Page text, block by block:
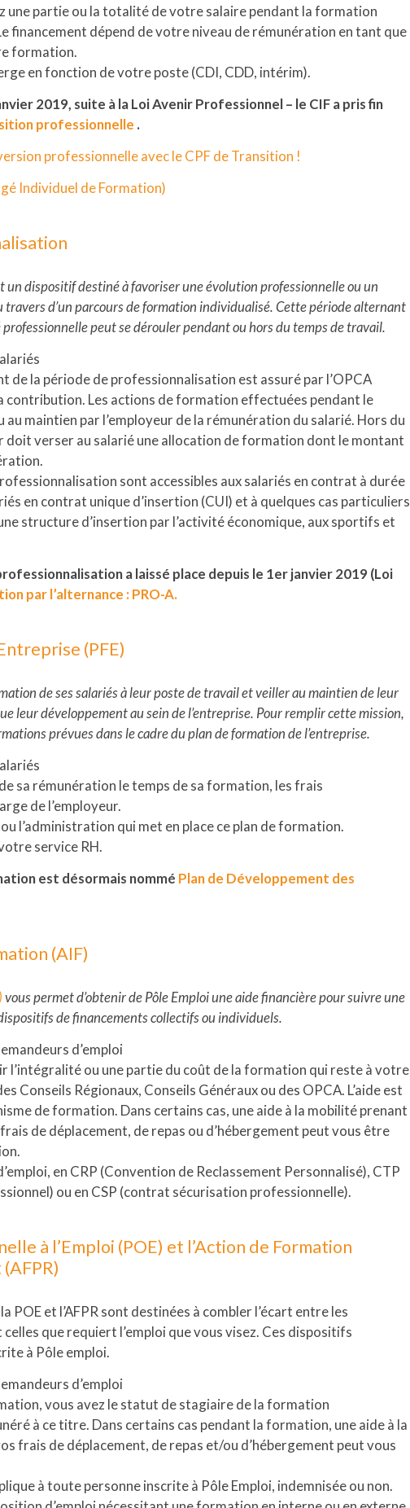
une partie ou la totalité de votre salaire pendant la formation
financement dépend de votre niveau de rémunération en tant que
formation.
en fonction de votre poste (CDI, CDD, intérim).
2019, suite à la Loi Avenir Professionnel – le CIF a pris fin
professionnelle .
professionnelle avec le CPF de Transition !
Individuel de Formation)
un dispositif destiné à favoriser une évolution professionnelle ou un
travers d’un parcours de formation individualisé. Cette période alternant
peut se dérouler pendant ou hors du temps de travail.
de la période de professionnalisation est assuré par l’OPCA
contribution. Les actions de formation effectuées pendant le
maintien par l’employeur de la rémunération du salarié. Hors du
doit verser au salarié une allocation de formation dont le montant
sont accessibles aux salariés en contrat à durée
en contrat unique d’insertion (CUI) et à quelques cas particuliers
structure d’insertion par l’activité économique, aux sportifs et
a laissé place depuis le 1er janvier 2019 (Loi
par l’alternance : PRO-A.
(PFE)
de ses salariés à leur poste de travail et veiller au maintien de leur
leur développement au sein de l’entreprise. Pour remplir cette mission,
prévues dans le cadre du plan de formation de l’entreprise.
sa rémunération le temps de sa formation, les frais
de l’employeur.
ou l’administration qui met en place ce plan de formation.
service RH.
est désormais nommé Plan de Développement des
(AIF)
vous permet d’obtenir de Pôle Emploi une aide financière pour suivre une
de financements collectifs ou individuels.
d’emploi
l’intégralité ou une partie du coût de la formation qui reste à votre
Conseils Régionaux, Conseils Généraux ou des OPCA. L’aide est
de formation. Dans certains cas, une aide à la mobilité prenant
de déplacement, de repas ou d’hébergement peut vous être
en CRP (Convention de Reclassement Personnalisé), CTP
ou en CSP (contrat sécurisation professionnelle).
à l’Emploi (POE) et l’Action de Formation
POE et l’AFPR sont destinées à combler l’écart entre les
que requiert l’emploi que vous visez. Ces dispositifs
à Pôle emploi.
d’emploi
vous avez le statut de stagiaire de la formation
à ce titre. Dans certains cas pendant la formation, une aide à la
frais de déplacement, de repas et/ou d’hébergement peut vous
à toute personne inscrite à Pôle Emploi, indemnisée ou non.